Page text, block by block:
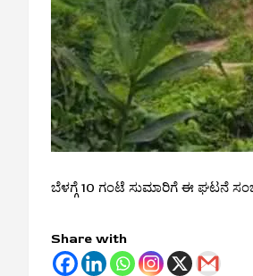
ಬೆಳಗ್ಗೆ 10 ಗಂಟೆ ಸುಮಾರಿಗೆ ಈ ಘಟನೆ
Share with